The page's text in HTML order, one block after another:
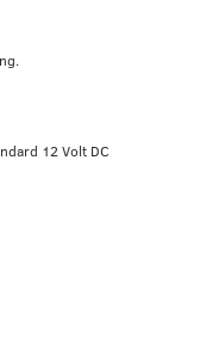
12 Volt DC